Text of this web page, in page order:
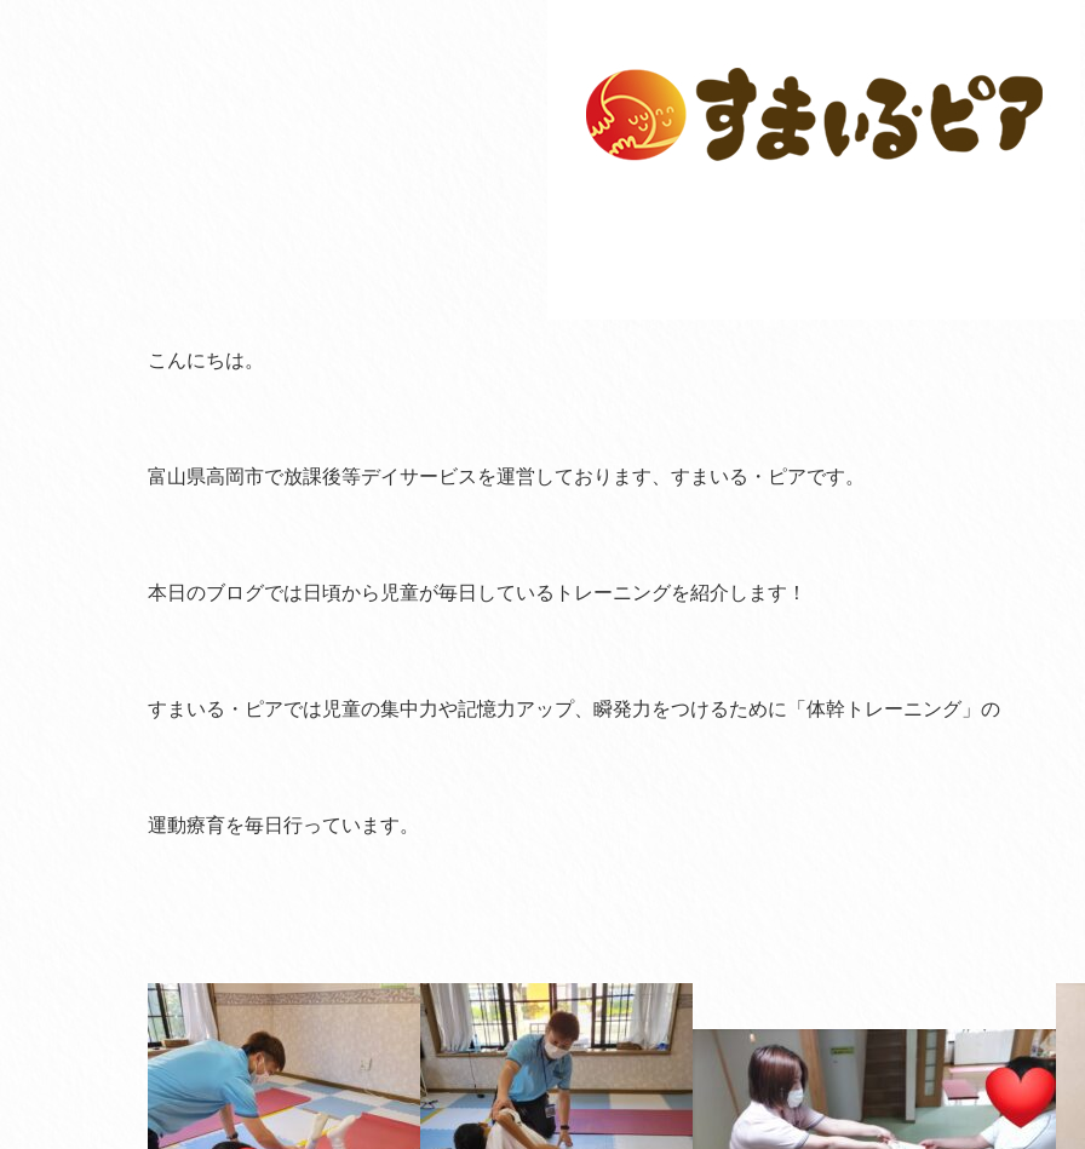
こんにちは。
富山県高岡市で放課後等デイサービスを運営しております、すまいる・ピアです。
本日のブログでは日頃から児童が毎日しているトレーニングを紹介します！
すまいる・ピアでは児童の集中力や記憶力アップ、瞬発力をつけるために「体幹トレーニング」の
運動療育を毎日行っています。